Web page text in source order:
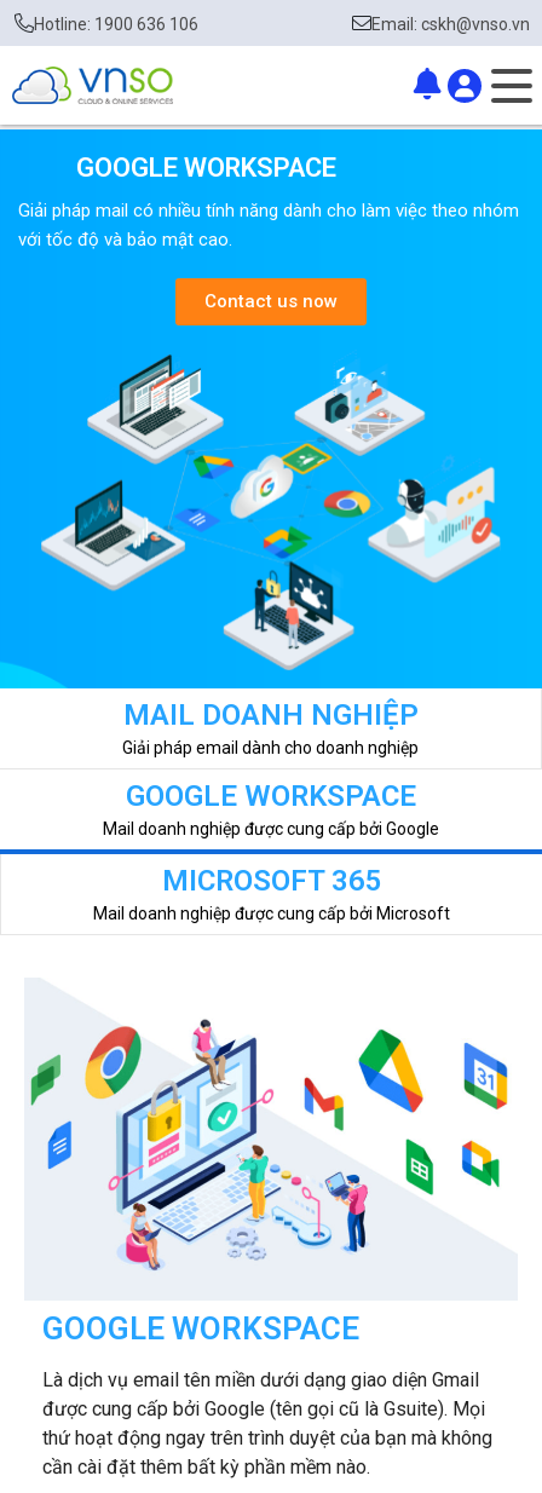
Hotline: 1900 636 106 Email: cskh@vnso.vn
GOOGLE WORKSPACE
Giải pháp mail có nhiều tính năng dành cho làm việc theo nhóm
với tốc độ và bảo mật cao.
Contact us now
MAIL DOANH NGHIỆP
Giải pháp email dành cho doanh nghiệp
GOOGLE WORKSPACE
Mail doanh nghiệp được cung cấp bởi Google
MICROSOFT 365
Mail doanh nghiệp được cung cấp bởi Microsoft
GOOGLE WORKSPACE
Là dịch vụ email tên miền dưới dạng giao diện Gmail
được cung cấp bởi Google (tên gọi cũ là Gsuite). Mọi
thứ hoạt động ngay trên trình duyệt của bạn mà không
cần cài đặt thêm bất kỳ phần mềm nào.